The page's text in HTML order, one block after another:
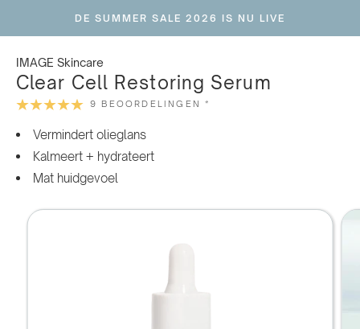
DE SUMMER SALE 2026 IS NU LIVE
IMAGE Skincare
Clear Cell Restoring Serum
9 BEOORDELINGEN *
Vermindert olieglans
Kalmeert + hydrateert
Mat huidgevoel